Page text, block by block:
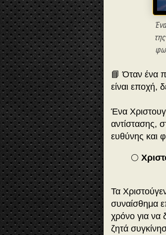
📘 Όταν ένα
είναι εποχή,
Ένα
αντίστασης,
ευθύνης και
🌕
Τα
συναίσθημα
χρόνο για να
ζητά